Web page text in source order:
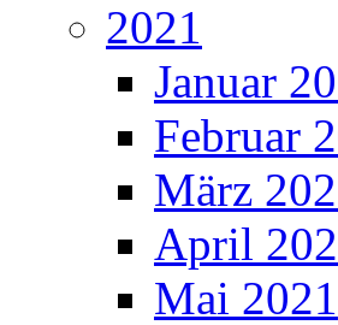
2021
Januar
Februar
März
April
Mai 2021